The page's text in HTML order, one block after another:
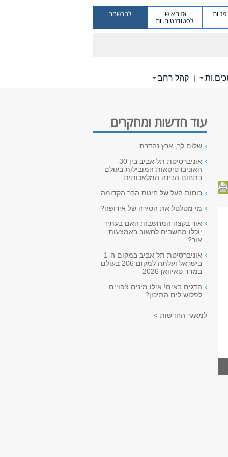
אזור אישי
לסטודנטים.יות
להרשמה
| קהל רחב
עוד חדשות ומחקרים
שלום לך, ארץ נהדרת
אוניברסיטת תל אביב בין 30
האוניברסיטאות המובילות בעולם
בתחום הבינה המלאכותית
כוחות העל של חיטת הבר הקדומה
מי מטלטל את הסירה של אירופה?
אור בקצה המחשבה: האם בעתיד
יוכלו מחשבים לחשוב באמצעות
אור?
אוניברסיטת תל אביב במקום ה-1
בישראל ועלתה למקום 206 בעולם
במדד טאיוואן 2026
הדגים באים! אילו מינים צפויים
לפלוש לים התיכון?
למאגר החדשות >